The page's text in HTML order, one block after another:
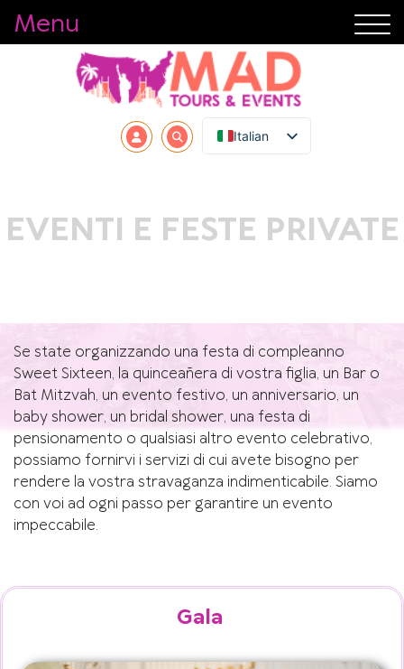
Menu
Italian
EVENTI E FESTE PRIVATE
Se state organizzando una festa di compleanno
Sweet Sixteen, la quinceañera di vostra figlia, un Bar o
Bat Mitzvah, un evento festivo, un anniversario, un
baby shower, un bridal shower, una festa di
pensionamento o qualsiasi altro evento celebrativo,
possiamo fornirvi i servizi di cui avete bisogno per
rendere la vostra stravaganza indimenticabile. Siamo
con voi ad ogni passo per garantire un evento
impeccabile.
Gala